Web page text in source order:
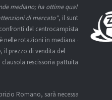
mediano; ha ottime qualità
di mercato”, il sunto
del centrocampista
nelle rotazioni in mediana di
il prezzo di vendita del
rescissoria pattuita con il
Romano, sarà necessario